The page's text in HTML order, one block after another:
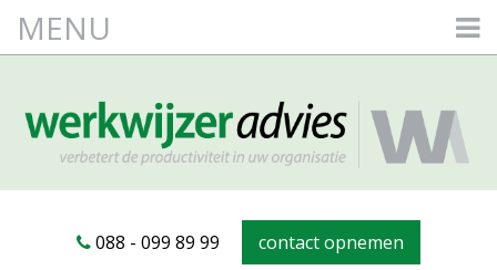
088 - 099 89 99 contact opnemen
MENU